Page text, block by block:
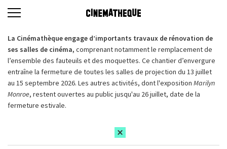
La Cinémathèque engage d’importants travaux de rénovation de
ses salles de cinéma, comprenant notamment le remplacement de
l’ensemble des fauteuils et des moquettes. Ce chantier d’envergure
entraîne la fermeture de toutes les salles de projection du 13 juillet
au 15 septembre 2026. Les autres activités, dont l'exposition Marilyn
Monroe, restent ouvertes au public jusqu'au 26 juillet, date de la
fermeture estivale.